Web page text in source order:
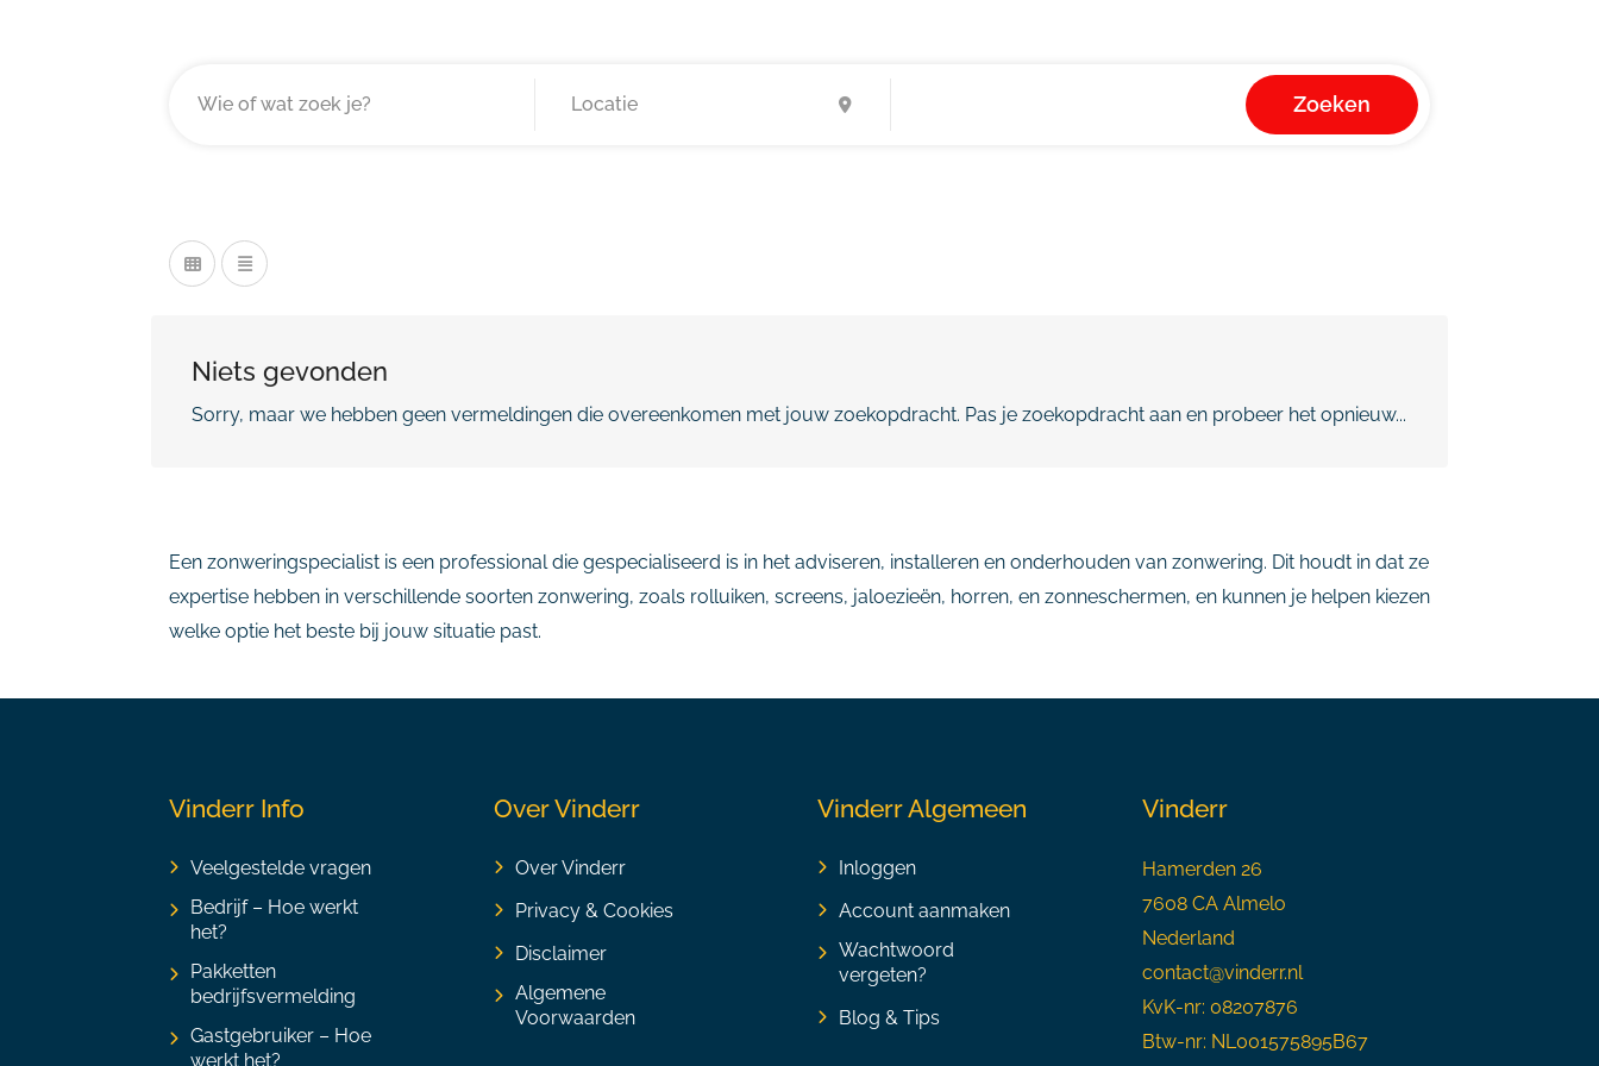
Zoeken
Niets gevonden
Sorry, maar we hebben geen vermeldingen die overeenkomen met jouw zoekopdracht. Pas je zoekopdracht aan en probeer het opnieuw...
Een zonweringspecialist is een professional die gespecialiseerd is in het adviseren, installeren en onderhouden van zonwering. Dit houdt in dat ze
expertise hebben in verschillende soorten zonwering, zoals rolluiken, screens, jaloezieën, horren, en zonneschermen, en kunnen je helpen kiezen
welke optie het beste bij jouw situatie past.
Vinderr Info
Veelgestelde vragen
Bedrijf – Hoe werkt
het?
Pakketten
bedrijfsvermelding
Gastgebruiker – Hoe
werkt het?
Over Vinderr
Over Vinderr
Privacy & Cookies
Disclaimer
Algemene
Voorwaarden
Vinderr Algemeen
Inloggen
Account aanmaken
Wachtwoord
vergeten?
Blog & Tips
Vinderr
Hamerden 26
7608 CA Almelo
Nederland
contact@vinderr.nl
KvK-nr: 08207876
Btw-nr: NL001575895B67